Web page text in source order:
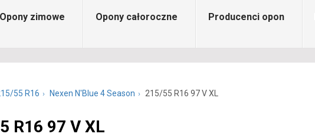
Opony zimowe Opony całoroczne Producenci opon
55 R16 Nexen N'Blue 4 Season 215/55 R16 97 V XL
R16 97 V XL